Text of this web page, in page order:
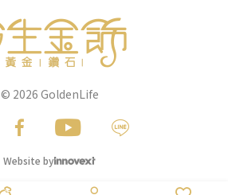
© 2026 GoldenLife
Website by